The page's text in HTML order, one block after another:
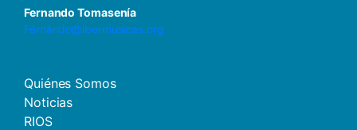
Fernando Tomasenía
Fernando@ibermusicas.org
Quiénes Somos
Noticias
RIOS